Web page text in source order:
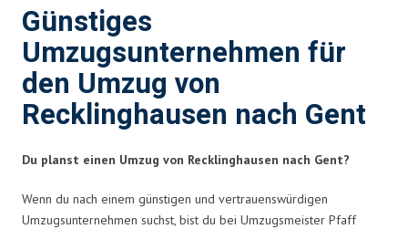
Günstiges
Umzugsunternehmen für
den Umzug von
Recklinghausen nach Gent
Du planst einen Umzug von Recklinghausen nach Gent?
Wenn du nach einem günstigen und vertrauenswürdigen
Umzugsunternehmen suchst, bist du bei Umzugsmeister Pfaff